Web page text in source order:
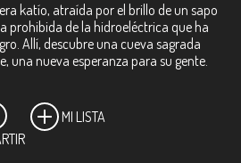
katío, atraída por el brillo de un sapo
prohibida de la hidroeléctrica que ha
Allí, descubre una cueva sagrada
una nueva esperanza para su gente.
MI LISTA